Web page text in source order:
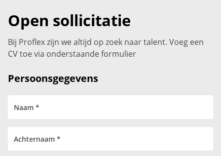
Open sollicitatie
Bij Proflex zijn we altijd op zoek naar talent. Voeg een
CV toe via onderstaande formulier
Persoonsgegevens